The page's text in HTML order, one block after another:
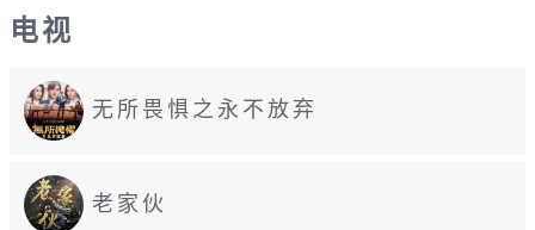
电视
无所畏惧之永不放弃
老家伙